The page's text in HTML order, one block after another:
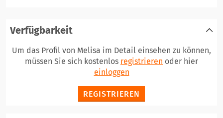
Verfügbarkeit
Um das Profil von Melisa im Detail einsehen zu können,
müssen Sie sich kostenlos registrieren oder hier
einloggen
REGISTRIEREN